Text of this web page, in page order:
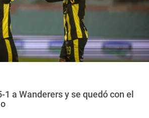
a Wanderers y se quedó con el